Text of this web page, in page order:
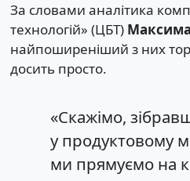
За словами аналітика
технологій» (ЦБТ)
найпоширеніший з них
досить просто.
«Скажімо,
у продуктовому
ми прямуємо на